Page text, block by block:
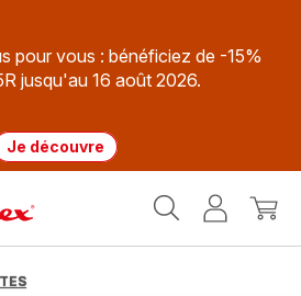
pour vous : bénéficiez de -15%
jusqu'au 16 août 2026.
Je découvre
MonMon